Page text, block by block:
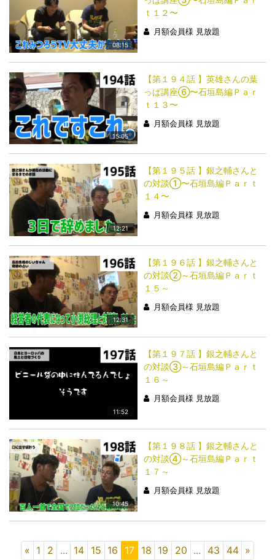
08:15
ｔ１２〜
月額会員様 見放題
15:05
【第１９４話 】英雄さんの葉
っぱ講座⑥〜石垣島編Ｐａｒ
ｔ１３〜
月額会員様 見放題
12:21
【第１９５話 】銀之輔さんと
の対談①〜石垣島編Ｐａｒｔ
１４〜
月額会員様 見放題
12:31
【第１９６話 】銀之輔さんと
の対談②～石垣島編Ｐａｒｔ
１５～
月額会員様 見放題
11:52
【第１９７話 】銀之輔さんと
の対談③～石垣島編Ｐａｒｔ
１６～
月額会員様 見放題
10:45
【第１９８話 】銀之輔さんと
の対談④～石垣島編Ｐａｒｔ
１７～
月額会員様 見放題
« 1 2 ... 14 15 16 17 18 19 20 ... 43 44 »